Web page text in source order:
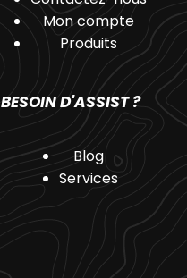
Mon compte
Produits
BESOIN D'ASSIST ?
Blog
Services